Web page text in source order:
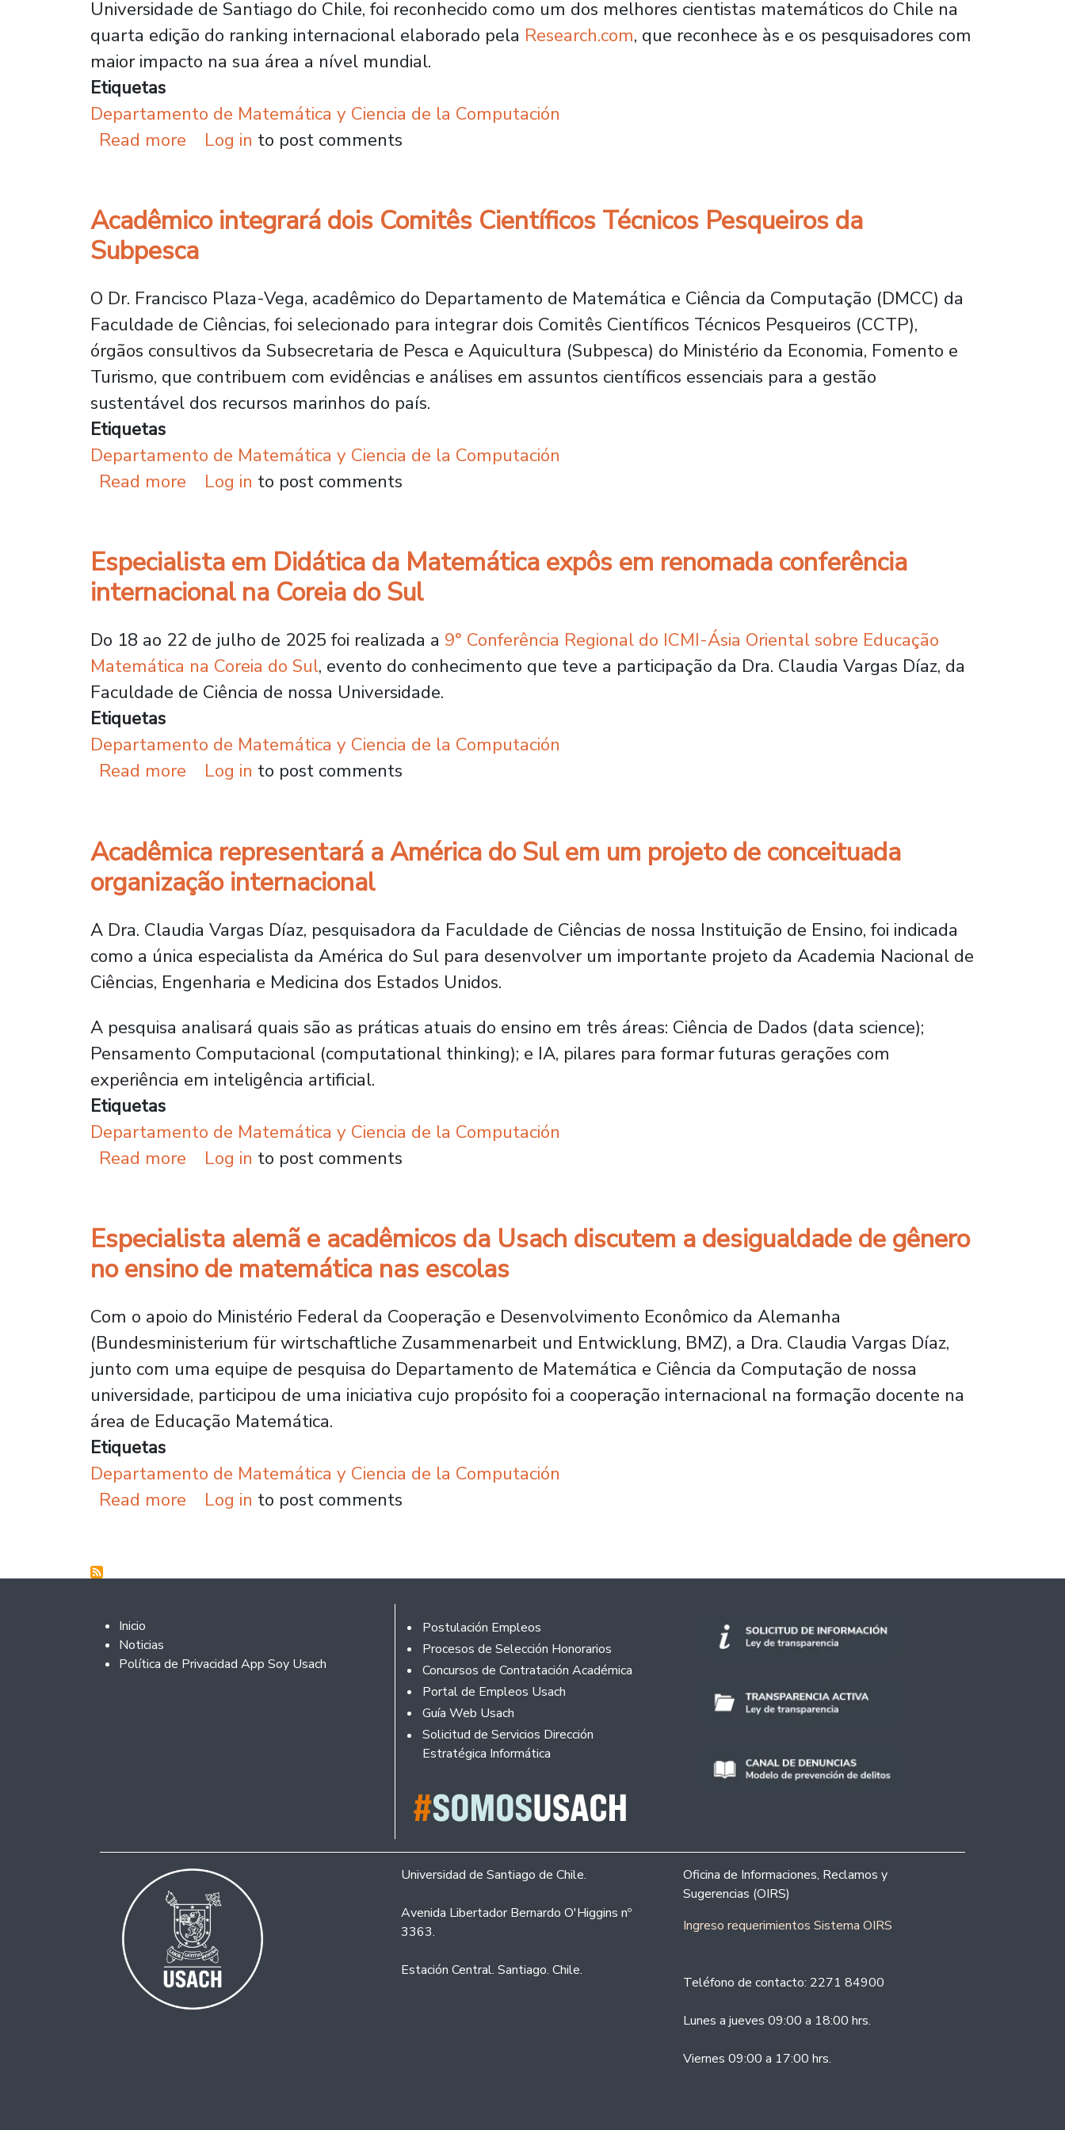
Universidade de Santiago do Chile, foi reconhecido como um dos melhores cientistas matemáticos do Chile na
quarta edição do ranking internacional elaborado pela Research.com, que reconhece às e os pesquisadores com
maior impacto na sua área a nível mundial.
Etiquetas
Departamento de Matemática y Ciencia de la Computación
Read more about Prestigioso ranking internacional reconhece a acadêmico Usach entre os melhores pesquisadores em
Log in to post comments
Acadêmico integrará dois Comitês Científicos Técnicos Pesqueiros da
Subpesca
O Dr. Francisco Plaza-Vega, acadêmico do Departamento de Matemática e Ciência da Computação (DMCC) da
Faculdade de Ciências, foi selecionado para integrar dois Comitês Científicos Técnicos Pesqueiros (CCTP),
órgãos consultivos da Subsecretaria de Pesca e Aquicultura (Subpesca) do Ministério da Economia, Fomento e
Turismo, que contribuem com evidências e análises em assuntos científicos essenciais para a gestão
sustentável dos recursos marinhos do país.
Etiquetas
Departamento de Matemática y Ciencia de la Computación
Read more about Acadêmico integrará dois Comitês Científicos Técnicos Pesqueiros da Subpesca
Log in to post comments
Especialista em Didática da Matemática expôs em renomada conferência
internacional na Coreia do Sul
Do 18 ao 22 de julho de 2025 foi realizada a 9° Conferência Regional do ICMI-Ásia Oriental sobre Educação
Matemática na Coreia do Sul, evento do conhecimento que teve a participação da Dra. Claudia Vargas Díaz, da
Faculdade de Ciência de nossa Universidade.
Etiquetas
Departamento de Matemática y Ciencia de la Computación
Read more about Especialista em Didática da Matemática expôs em renomada conferência internacional na Coreia do Sul
Log in to post comments
Acadêmica representará a América do Sul em um projeto de conceituada
organização internacional
A Dra. Claudia Vargas Díaz, pesquisadora da Faculdade de Ciências de nossa Instituição de Ensino, foi indicada
como a única especialista da América do Sul para desenvolver um importante projeto da Academia Nacional de
Ciências, Engenharia e Medicina dos Estados Unidos.
A pesquisa analisará quais são as práticas atuais do ensino em três áreas: Ciência de Dados (data science);
Pensamento Computacional (computational thinking); e IA, pilares para formar futuras gerações com
experiência em inteligência artificial.
Etiquetas
Departamento de Matemática y Ciencia de la Computación
Read more about Acadêmica representará a América do Sul em um projeto de conceituada organização internacional
Log in to post comments
Especialista alemã e acadêmicos da Usach discutem a desigualdade de gênero
no ensino de matemática nas escolas
Com o apoio do Ministério Federal da Cooperação e Desenvolvimento Econômico da Alemanha
(Bundesministerium für wirtschaftliche Zusammenarbeit und Entwicklung, BMZ), a Dra. Claudia Vargas Díaz,
junto com uma equipe de pesquisa do Departamento de Matemática e Ciência da Computação de nossa
universidade, participou de uma iniciativa cujo propósito foi a cooperação internacional na formação docente na
área de Educação Matemática.
Etiquetas
Departamento de Matemática y Ciencia de la Computación
Read more about Especialista alemã e acadêmicos da Usach discutem a desigualdade de gênero no ensino de
Log in to post comments
Footer 2
Inicio
Noticias
Política de Privacidad App Soy Usach
Rodapé
Postulación Empleos
Procesos de Selección Honorarios
Concursos de Contratación Académica
Portal de Empleos Usach
Guía Web Usach
Solicitud de Servicios Dirección
Estratégica Informática
Universidad de Santiago de Chile.
Avenida Libertador Bernardo O'Higgins nº
3363.
Estación Central. Santiago. Chile.
Oficina de Informaciones, Reclamos y
Sugerencias (OIRS)
Ingreso requerimientos Sistema OIRS
Teléfono de contacto: 2271 84900
Lunes a jueves 09:00 a 18:00 hrs.
Viernes 09:00 a 17:00 hrs.